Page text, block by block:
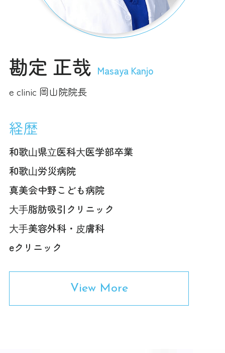
勘定 正哉 Masaya Kanjo
e clinic 岡山院院長
経歴
和歌⼭県⽴医科⼤医学部卒業
和歌⼭労災病院
真美会中野こども病院
⼤⼿脂肪吸引クリニック
⼤⼿美容外科・⽪膚科
eクリニック
View More